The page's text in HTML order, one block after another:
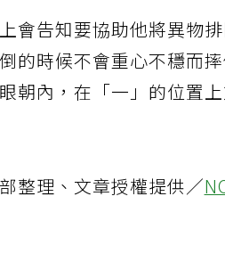
會告知要協助他將異物
的時候不會重心不穩而
朝內，在「一」的位置
整理、文章授權提供／